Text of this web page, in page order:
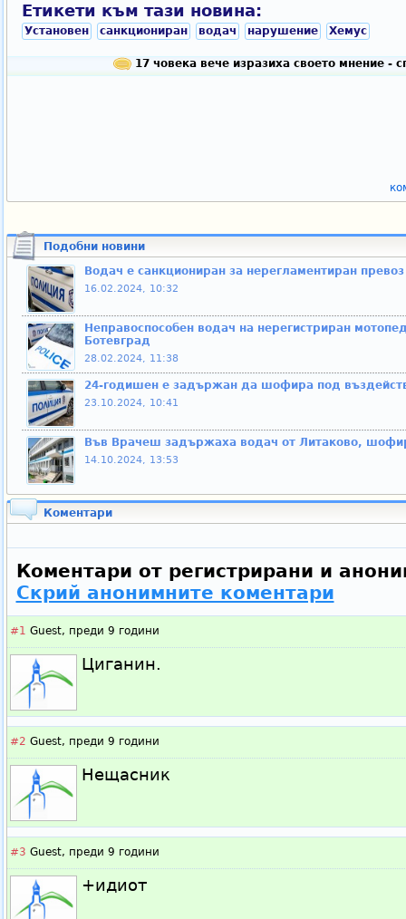
Етикети към тази новина:
Установен санкциониран водач нарушение Хемус
17 човека вече изразиха своето мнение -
Подобни новини
Водач е санкциониран за нерегламентиран
16.02.2024, 10:32
Неправоспособен водач на нерегистриран
Ботевград
28.02.2024, 11:38
24-годишен е задържан да шофира под
23.10.2024, 10:41
Във Врачеш задържаха водач от Литаково,
14.10.2024, 13:53
Коментари
Коментари от регистрирани и
Скрий анонимните коментари
#1 Guest, преди 9 години
Циганин.
#2 Guest, преди 9 години
Нещасник
#3 Guest, преди 9 години
+идиот